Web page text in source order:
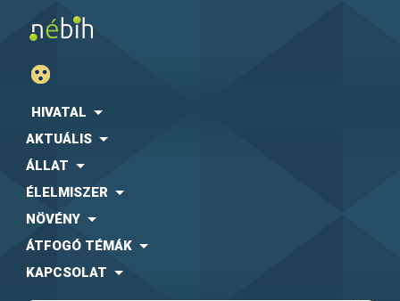
HIVATAL
AKTUÁLIS
ÁLLAT
ÉLELMISZER
NÖVÉNY
ÁTFOGÓ TÉMÁK
KAPCSOLAT